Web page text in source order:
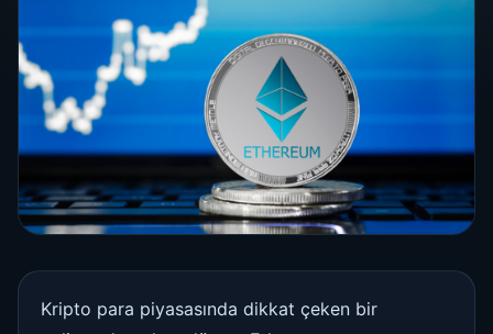
Kripto para piyasasında dikkat çeken bir